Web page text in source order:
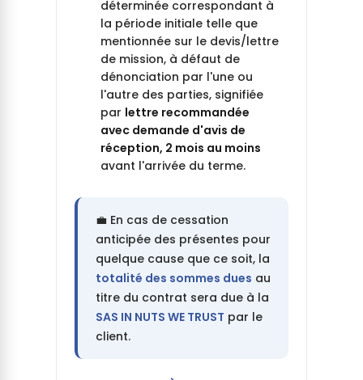
déterminée correspondant à
la période initiale telle que
mentionnée sur le devis/lettre
de mission, à défaut de
dénonciation par l'une ou
l'autre des parties, signifiée
par lettre recommandée
avec demande d'avis de
réception, 2 mois au moins
avant l'arrivée du terme.
💼 En cas de cessation
anticipée des présentes pour
quelque cause que ce soit, la
totalité des sommes dues au
titre du contrat sera due à la
SAS IN NUTS WE TRUST par le
client.